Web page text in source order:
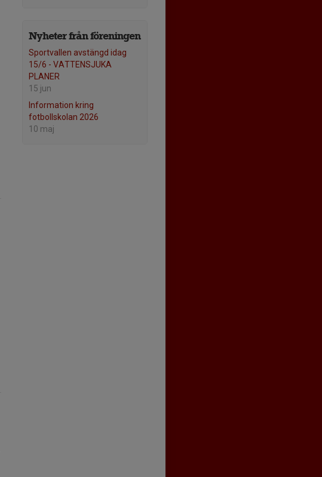
Nyheter från föreningen
Sportvallen avstängd idag
15/6 - VATTENSJUKA
PLANER
15 jun
Information kring
fotbollskolan 2026
10 maj